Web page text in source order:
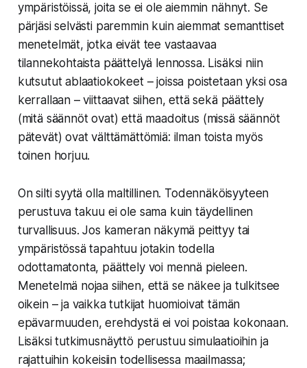
ympäristöissä, joita se ei ole aiemmin nähnyt. Se
pärjäsi selvästi paremmin kuin aiemmat semanttiset
menetelmät, jotka eivät tee vastaavaa
tilannekohtaista päättelyä lennossa. Lisäksi niin
kutsutut ablaatiokokeet – joissa poistetaan yksi osa
kerrallaan – viittaavat siihen, että sekä päättely
(mitä säännöt ovat) että maadoitus (missä säännöt
pätevät) ovat välttämättömiä: ilman toista myös
toinen horjuu.
On silti syytä olla maltillinen. Todennäköisyyteen
perustuva takuu ei ole sama kuin täydellinen
turvallisuus. Jos kameran näkymä peittyy tai
ympäristössä tapahtuu jotakin todella
odottamatonta, päättely voi mennä pieleen.
Menetelmä nojaa siihen, että se näkee ja tulkitsee
oikein – ja vaikka tutkijat huomioivat tämän
epävarmuuden, erehdystä ei voi poistaa kokonaan.
Lisäksi tutkimusnäyttö perustuu simulaatioihin ja
rajattuihin kokeisiin todellisessa maailmassa;